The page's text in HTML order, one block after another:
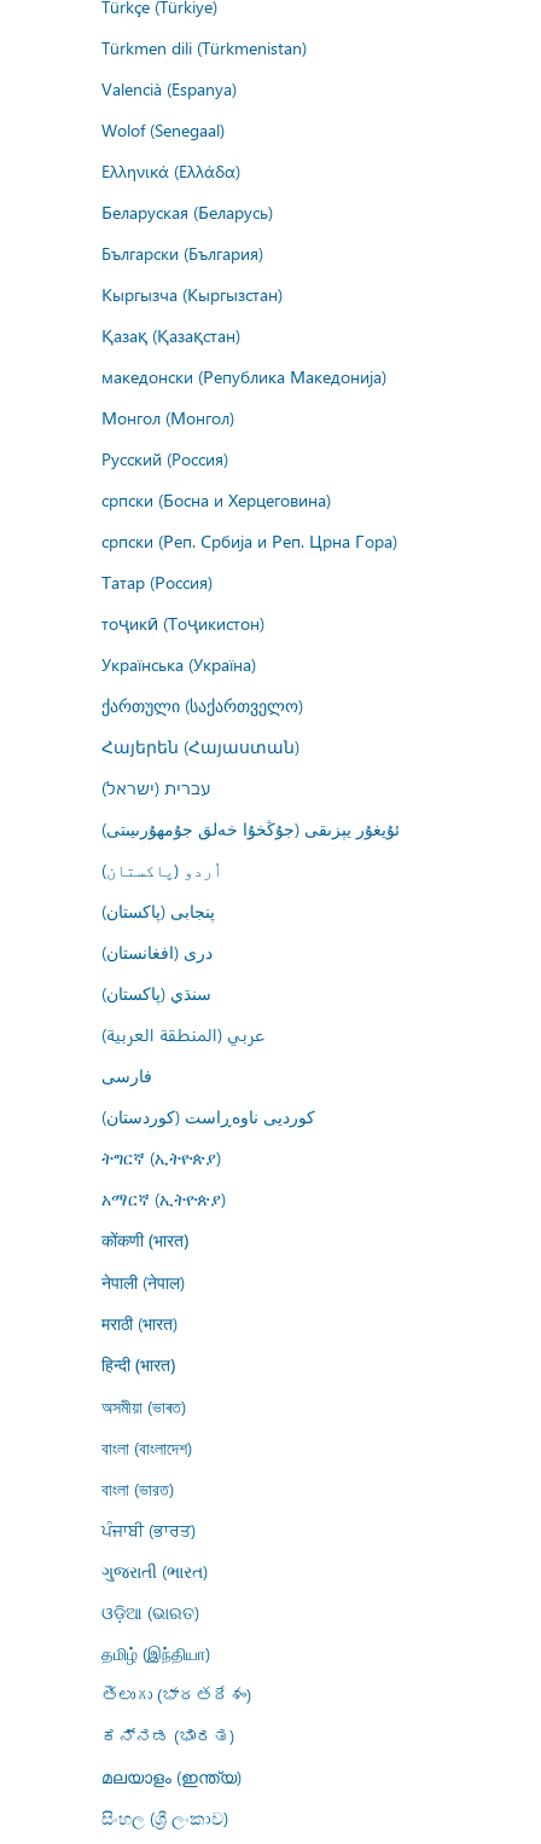
Türkçe (Türkiye)
Türkmen dili (Türkmenistan)
Valencià (Espanya)
Wolof (Senegaal)
Ελληνικά (Ελλάδα)
Беларуская (Беларусь)
Български (България)
Кыргызча (Кыргызстан)
Қазақ (Қазақстан)
македонски (Република Македонија)
Монгол (Монгол)
Русский (Россия)
српски (Босна и Херцеговина)
српски (Реп. Србија и Реп. Црна Гора)
Татар (Россия)
тоҷикӣ (Тоҷикистон)
Українська (Україна)
ქართული (საქართველო)
Հայերեն (Հայաստան)
עברית (ישראל)
ئۇيغۇر يېزىقى (جۇڭخۇا خەلق جۇمھۇرىيىتى)
اُردو (پاکستان)
پنجابی (پاکستان)
درى (افغانستان)
سنڌي (پاکستان)
عربي (المنطقة العربية)
فارسى
کوردیی ناوەڕاست (کوردستان)
ትግርኛ (ኢትዮጵያ)
አማርኛ (ኢትዮጵያ)
कोंकणी (भारत)
नेपाली (नेपाल)
मराठी (भारत)
हिन्दी (भारत)
অসমীয়া (ভাৰত)
বাংলা (বাংলাদেশ)
বাংলা (ভারত)
ਪੰਜਾਬੀ (ਭਾਰਤ)
ગુજરાતી (ભારત)
ଓଡ଼ିଆ (ଭାରତ)
தமிழ் (இந்தியா)
తెలుగు (భారతదేశం)
ಕನ್ನಡ (ಭಾರತ)
മലയാളം (ഇന്ത്യ)
සිංහල (ශ්‍රී ලංකාව)